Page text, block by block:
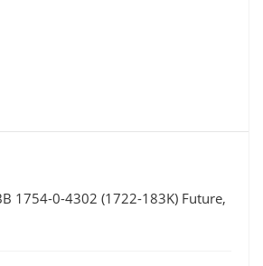
1754-0-4302 (1722-183K) Future,